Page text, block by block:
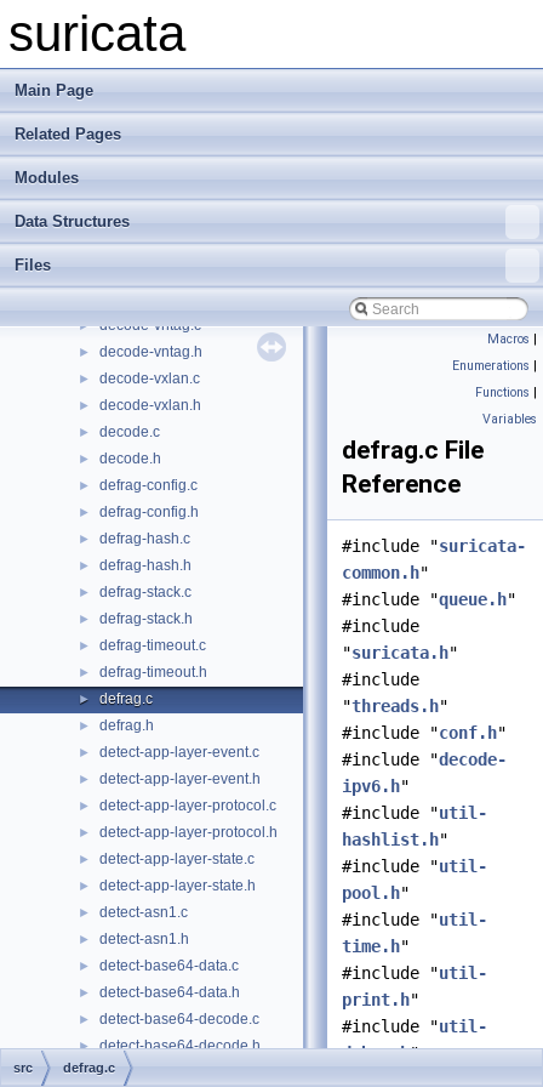
suricata
Main Page
Related Pages
Modules
Data Structures
Files
► decode-sll2.h
►
► decode-template.c
► decode-template.h
► decode-udp.c
► decode-udp.h
► decode-vntag.c
► decode-vntag.h
► decode-vxlan.c
► decode-vxlan.h
► decode.c
► decode.h
► defrag-config.c
► defrag-config.h
► defrag-hash.c
► defrag-hash.h
► defrag-stack.c
► defrag-stack.h
► defrag-timeout.c
► defrag-timeout.h
► defrag.c
► defrag.h
► detect-app-layer-event.c
► detect-app-layer-event.h
► detect-app-layer-protocol.c
► detect-app-layer-protocol.h
► detect-app-layer-state.c
► detect-app-layer-state.h
► detect-asn1.c
► detect-asn1.h
► detect-base64-data.c
► detect-base64-data.h
► detect-base64-decode.c
► detect-base64-decode.h
► detect-bsize.c
Macros |
Enumerations |
Functions |
Variables
defrag.c File
Reference
#include "suricata-
common.h"
#include "queue.h"
#include
"suricata.h"
#include
"threads.h"
#include "conf.h"
#include "decode-
ipv6.h"
#include "util-
hashlist.h"
#include "util-
pool.h"
#include "util-
time.h"
#include "util-
print.h"
#include "util-
debug.h"
src defrag.c